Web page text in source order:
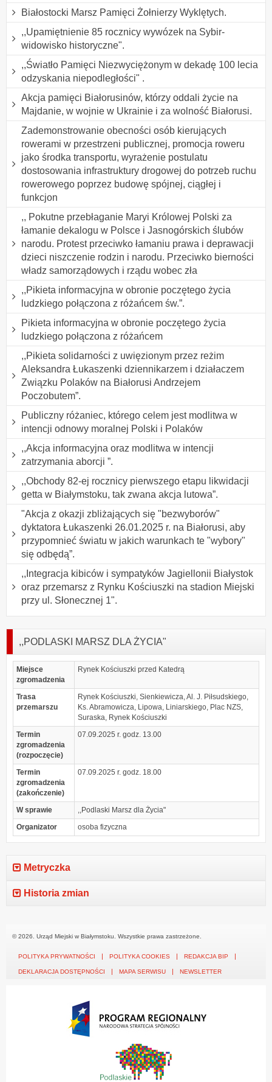
Białostocki Marsz Pamięci Żołnierzy Wyklętych.
,,Upamiętnienie 85 rocznicy wywózek na Sybir-
widowisko historyczne".
,,Światło Pamięci Niezwyciężonym w dekadę 100 lecia
odzyskania niepodległości" .
Akcja pamięci Białorusinów, którzy oddali życie na
Majdanie, w wojnie w Ukrainie i za wolność Białorusi.
Zademonstrowanie obecności osób kierujących
rowerami w przestrzeni publicznej, promocja roweru
jako środka transportu, wyrażenie postulatu
dostosowania infrastruktury drogowej do potrzeb ruchu
rowerowego poprzez budowę spójnej, ciągłej i
funkcjon
,, Pokutne przebłaganie Maryi Królowej Polski za
łamanie dekalogu w Polsce i Jasnogórskich ślubów
narodu. Protest przeciwko łamaniu prawa i deprawacji
dzieci niszczenie rodzin i narodu. Przeciwko bierności
władz samorządowych i rządu wobec zła
,,Pikieta informacyjna w obronie poczętego życia
ludzkiego połączona z różańcem św.”.
Pikieta informacyjna w obronie poczętego życia
ludzkiego połączona z różańcem
,,Pikieta solidarności z uwięzionym przez reżim
Aleksandra Łukaszenki dziennikarzem i działaczem
Związku Polaków na Białorusi Andrzejem
Poczobutem”.
Publiczny różaniec, którego celem jest modlitwa w
intencji odnowy moralnej Polski i Polaków
,,Akcja informacyjna oraz modlitwa w intencji
zatrzymania aborcji ”.
,,Obchody 82-ej rocznicy pierwszego etapu likwidacji
getta w Białymstoku, tak zwana akcja lutowa”.
"Akcja z okazji zbliżających się "bezwyborów"
dyktatora Łukaszenki 26.01.2025 r. na Białorusi, aby
przypomnieć światu w jakich warunkach te "wybory"
się odbędą”.
,,Integracja kibiców i sympatyków Jagiellonii Białystok
oraz przemarsz z Rynku Kościuszki na stadion Miejski
przy ul. Słonecznej 1".
,,PODLASKI MARSZ DLA ŻYCIA"
Miejsce
zgromadzenia
Rynek Kościuszki przed Katedrą
Trasa
przemarszu
Rynek Kościuszki, Sienkiewicza, Al. J. Piłsudskiego,
Ks. Abramowicza, Lipowa, Liniarskiego, Plac NZS,
Suraska, Rynek Kościuszki
Termin
zgromadzenia
(rozpoczęcie)
07.09.2025 r. godz. 13.00
Termin
zgromadzenia
(zakończenie)
07.09.2025 r. godz. 18.00
W sprawie
,,Podlaski Marsz dla Życia"
Organizator
osoba fizyczna
Metryczka
Historia zmian
© 2026. Urząd Miejski w Białymstoku. Wszystkie prawa zastrzeżone.
POLITYKA PRYWATNOŚCI POLITYKA COOKIES REDAKCJA BIP
DEKLARACJA DOSTĘPNOŚCI MAPA SERWISU NEWSLETTER